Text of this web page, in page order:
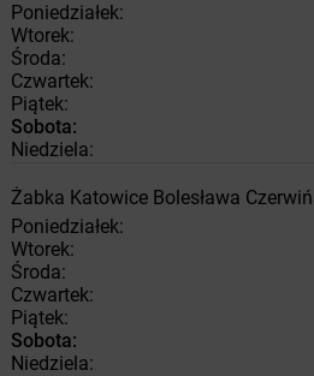
Poniedziałek:
Wtorek:
Środa:
Czwartek:
Piątek:
Sobota:
Niedziela:
Żabka Katowice Bolesława
Poniedziałek:
Wtorek:
Środa:
Czwartek:
Piątek:
Sobota:
Niedziela: